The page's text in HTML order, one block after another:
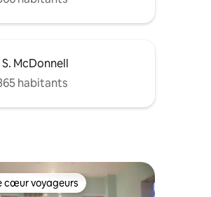
McDonnell
habitants
cœur voyageurs
cœur voyageurs